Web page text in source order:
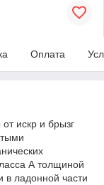
Оплата
искр и брызг
А толщиной
в ладонной части